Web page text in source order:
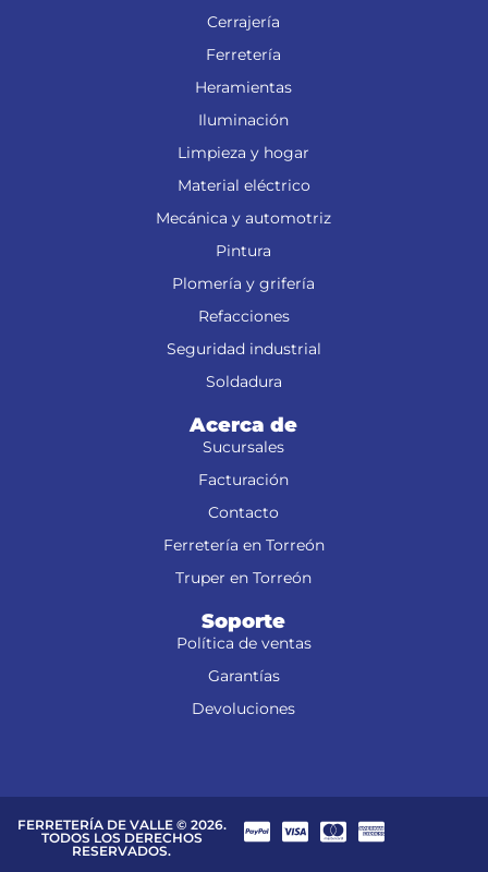
Cerrajería
Ferretería
Heramientas
Iluminación
Limpieza y hogar
Material eléctrico
Mecánica y automotriz
Pintura
Plomería y grifería
Refacciones
Seguridad industrial
Soldadura
Acerca de
Sucursales
Facturación
Contacto
Ferretería en Torreón
Truper en Torreón
Soporte
Política de ventas
Garantías
Devoluciones
FERRETERÍA DE VALLE © 2026.
TODOS LOS DERECHOS
RESERVADOS.